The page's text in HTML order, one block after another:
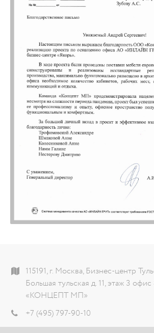
115191, г. Москва, Бизнес-центр
Большая тульская д. 11, этаж 3
«КОНЦЕПТ МП»
+7 (495) 797-90-10